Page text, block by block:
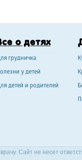
о детях
грудничка
у детей
детей и родителей
Сайт не несет